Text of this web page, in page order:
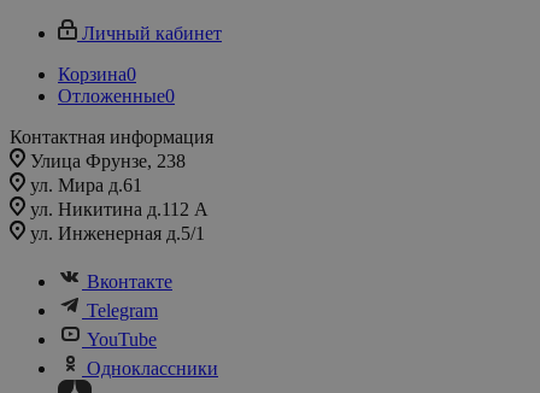
Личный кабинет
Корзина0
Отложенные0
Контактная информация
Улица Фрунзе, 238​
ул. Мира д.61
ул. Никитина д.112 А
ул. Инженерная д.5/1
Вконтакте
Telegram
YouTube
Одноклассники